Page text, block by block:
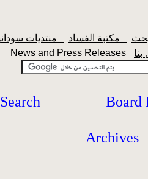
News and Press Releases
Search Board
Archives